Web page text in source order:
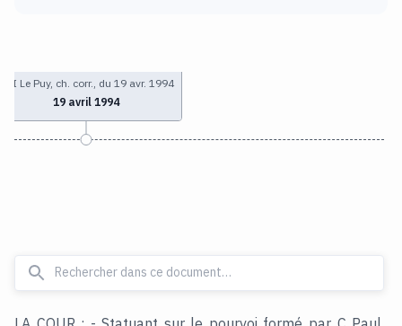
Le Puy, ch. corr., du 19 avr. 1994
19 avril 1994